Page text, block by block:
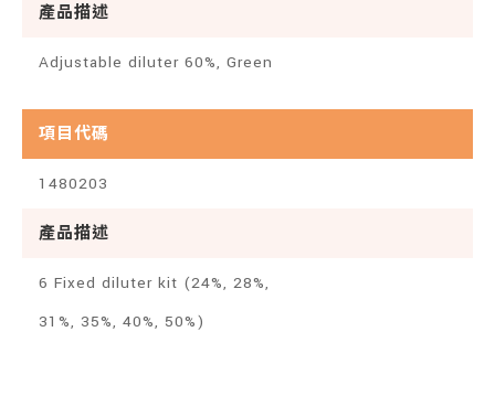
產品描述
Adjustable diluter 60%, Green
項目代碼
1480203
產品描述
6 Fixed diluter kit (24%, 28%,
31%, 35%, 40%, 50%)